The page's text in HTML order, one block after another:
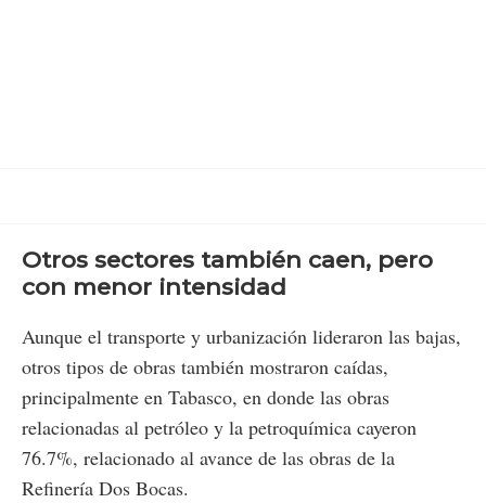
Otros sectores también caen, pero
con menor intensidad
Aunque el transporte y urbanización lideraron las bajas,
otros tipos de obras también mostraron caídas,
principalmente en Tabasco, en donde las obras
relacionadas al petróleo y la petroquímica cayeron
76.7%, relacionado al avance de las obras de la
Refinería Dos Bocas.